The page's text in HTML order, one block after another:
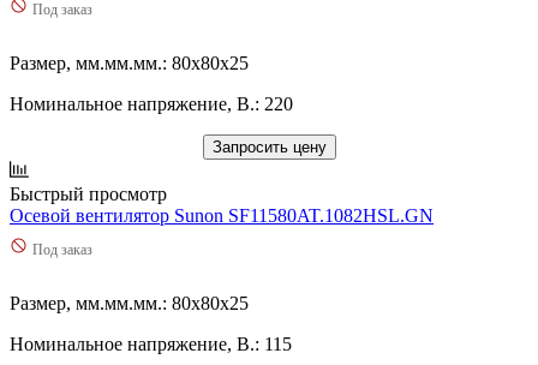
Под заказ
Размер, мм.мм.мм.: 80x80x25
Номинальное напряжение, В.: 220
Запросить цену
Быстрый просмотр
Осевой вентилятор Sunon SF11580AT.1082HSL.GN
Под заказ
Размер, мм.мм.мм.: 80x80x25
Номинальное напряжение, В.: 115